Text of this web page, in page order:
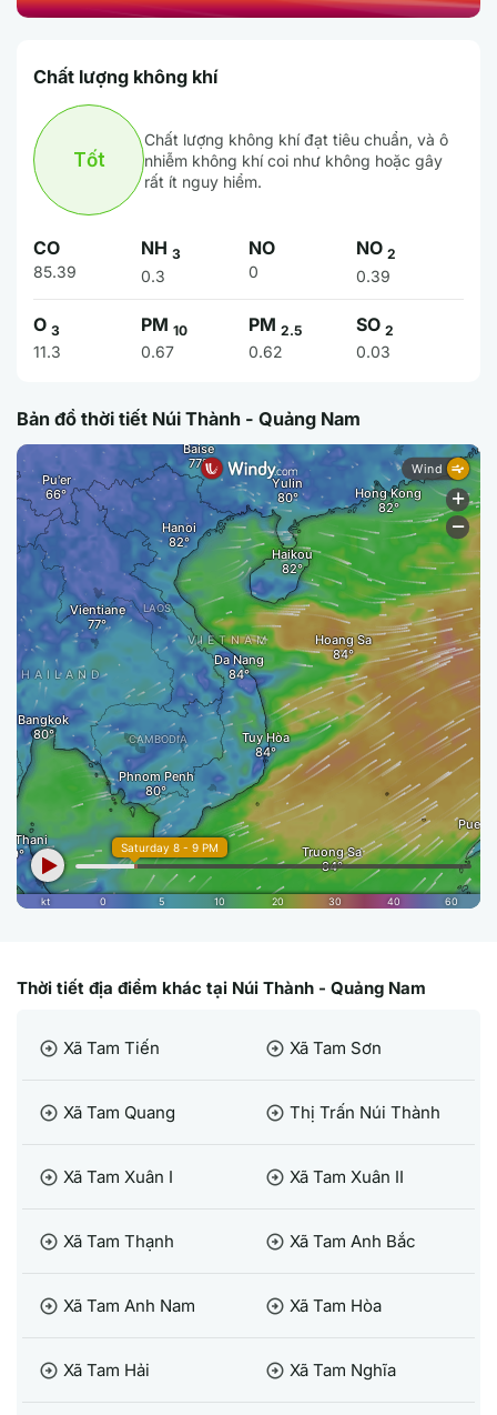
Chất lượng không khí
Tốt
Chất lượng không khí đạt tiêu chuẩn, và ô
nhiễm không khí coi như không hoặc gây
rất ít nguy hiểm.
CO
85.39
NH 3
0.3
NO
0
NO 2
0.39
O 3
11.3
PM 10
0.67
PM 2.5
0.62
SO 2
0.03
Bản đồ thời tiết Núi Thành - Quảng Nam
Thời tiết địa điểm khác tại Núi Thành - Quảng Nam
arrow_circle_right Xã Tam Tiến arrow_circle_right Xã Tam Sơn
arrow_circle_right Xã Tam Quang arrow_circle_right Thị Trấn Núi Thành
arrow_circle_right Xã Tam Xuân I arrow_circle_right Xã Tam Xuân II
arrow_circle_right Xã Tam Thạnh arrow_circle_right Xã Tam Anh Bắc
arrow_circle_right Xã Tam Anh Nam arrow_circle_right Xã Tam Hòa
arrow_circle_right Xã Tam Hải arrow_circle_right Xã Tam Nghĩa